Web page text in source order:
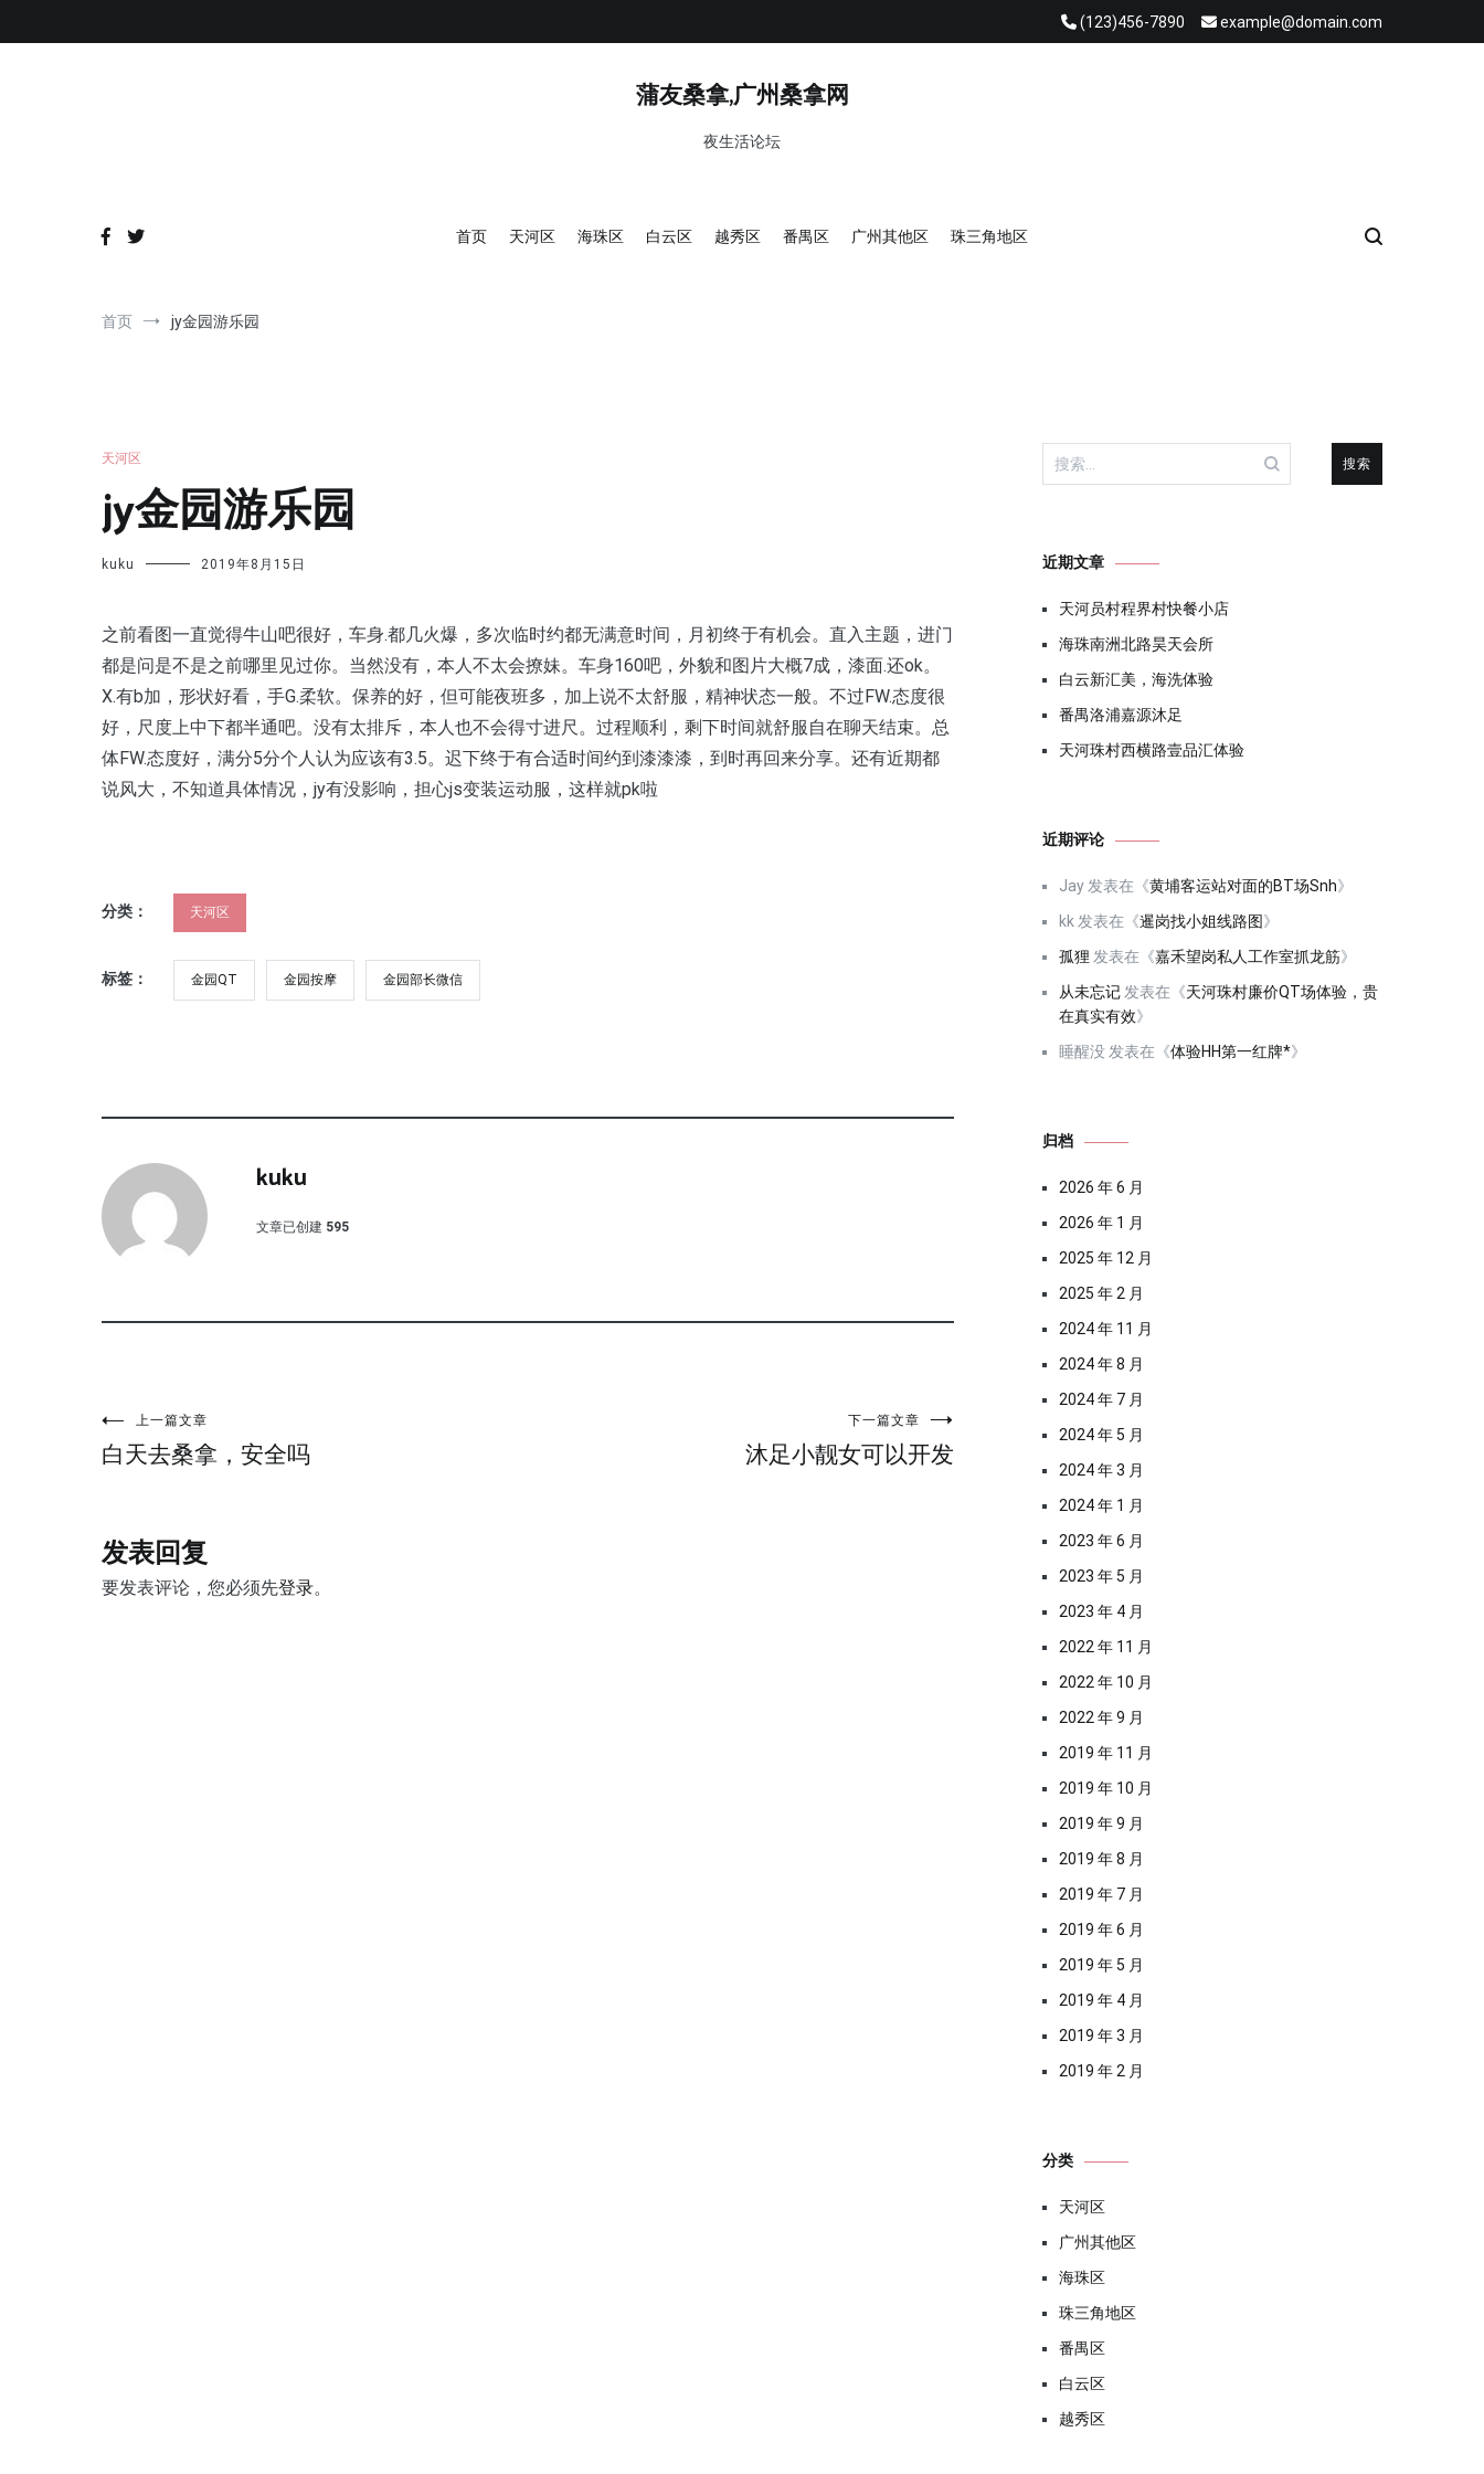
(123)456-7890 example@domain.com
蒲友桑拿,广州桑拿网
夜生活论坛
首页 天河区 海珠区 白云区 越秀区 番禺区 广州其他区 珠三角地区
首页 jy金园游乐园
天河区
jy金园游乐园
kuku 2019年8月15日
之前看图一直觉得牛山吧很好，车身.都几火爆，多次临时约都无满意时间，月初终于有机会。直入主题，进门
都是问是不是之前哪里见过你。当然没有，本人不太会撩妹。车身160吧，外貌和图片大概7成，漆面.还ok。
X.有b加，形状好看，手G.柔软。保养的好，但可能夜班多，加上说不太舒服，精神状态一般。不过FW.态度很
好，尺度上中下都半通吧。没有太排斥，本人也不会得寸进尺。过程顺利，剩下时间就舒服自在聊天结束。总
体FW.态度好，满分5分个人认为应该有3.5。迟下终于有合适时间约到漆漆漆，到时再回来分享。还有近期都
说风大，不知道具体情况，jy有没影响，担心js变装运动服，这样就pk啦
分类： 天河区
标签： 金园QT 金园按摩 金园部长微信
kuku
文章已创建 595
文
导
航
上一篇文章
白天去桑拿，安全吗
下一篇文章
沐足小靓女可以开发
发表回复
要发表评论，您必须先登录。
搜
索：
近期文章
天河员村程界村快餐小店
海珠南洲北路昊天会所
白云新汇美，海洗体验
番禺洛浦嘉源沐足
天河珠村西横路壹品汇体验
近期评论
Jay 发表在《黄埔客运站对面的BT场Snh》
kk 发表在《暹岗找小姐线路图》
孤狸 发表在《嘉禾望岗私人工作室抓龙筋》
从未忘记 发表在《天河珠村廉价QT场体验，贵
在真实有效》
睡醒没 发表在《体验HH第一红牌*》
归档
2026 年 6 月
2026 年 1 月
2025 年 12 月
2025 年 2 月
2024 年 11 月
2024 年 8 月
2024 年 7 月
2024 年 5 月
2024 年 3 月
2024 年 1 月
2023 年 6 月
2023 年 5 月
2023 年 4 月
2022 年 11 月
2022 年 10 月
2022 年 9 月
2019 年 11 月
2019 年 10 月
2019 年 9 月
2019 年 8 月
2019 年 7 月
2019 年 6 月
2019 年 5 月
2019 年 4 月
2019 年 3 月
2019 年 2 月
分类
天河区
广州其他区
海珠区
珠三角地区
番禺区
白云区
越秀区